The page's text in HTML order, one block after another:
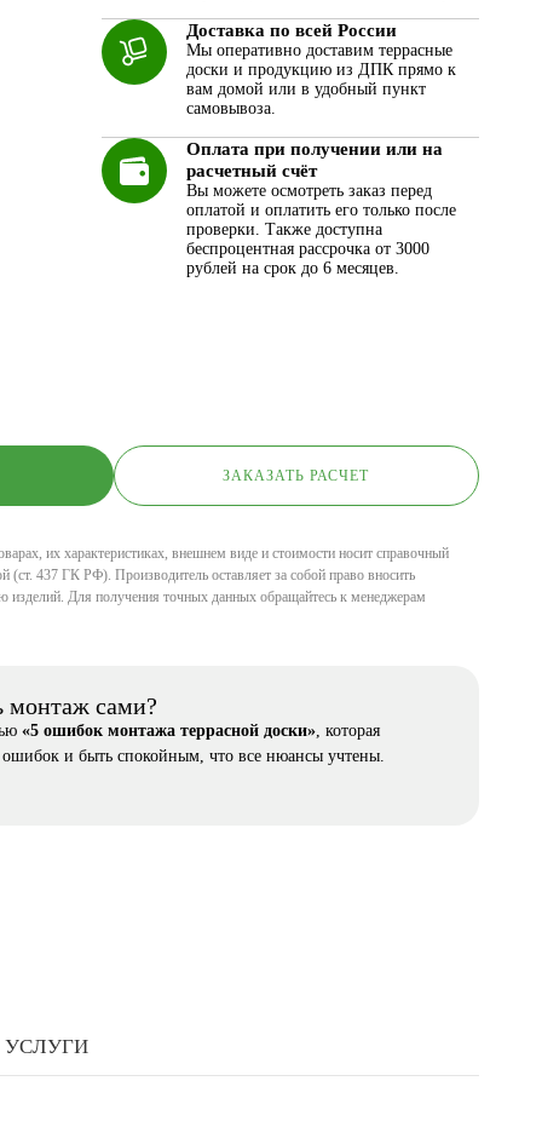
Доставка по всей России
Мы оперативно доставим террасные
доски и продукцию из ДПК прямо к
вам домой или в удобный пункт
самовывоза.
Оплата при получении или на
расчетный счёт
Вы можете осмотреть заказ перед
оплатой и оплатить его только после
проверки. Также доступна
беспроцентная рассрочка от 3000
рублей на срок до 6 месяцев.
ЗАКАЗАТЬ РАСЧЕТ
их характеристиках, внешнем виде и стоимости носит справочный
(ст. 437 ГК РФ). Производитель оставляет за собой право вносить
изделий. Для получения точных данных обращайтесь к менеджерам
монтаж сами?
«5 ошибок монтажа террасной доски», которая
и быть спокойным, что все нюансы учтены.
УСЛУГИ